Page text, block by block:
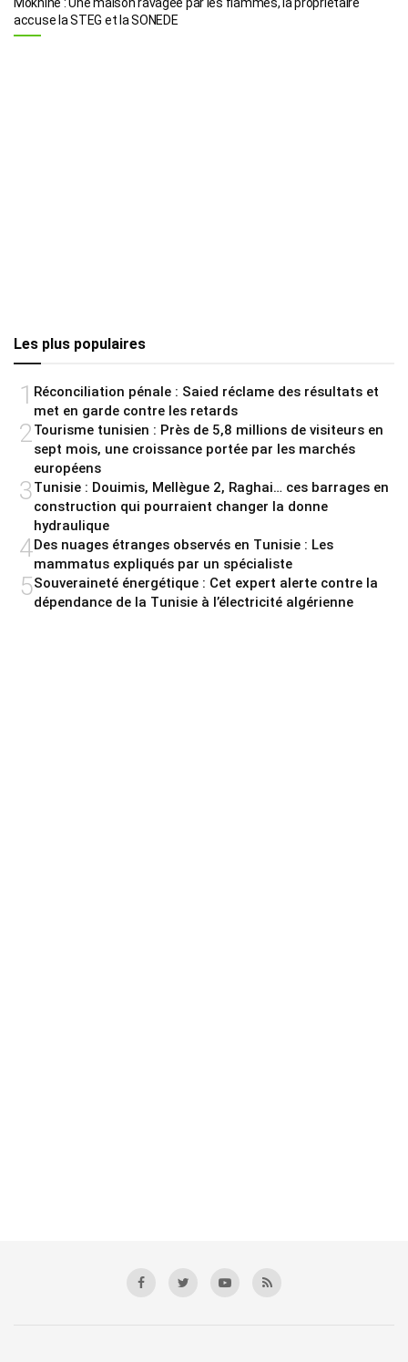
accuse la STEG et la SONEDE
Les plus populaires
1 Réconciliation pénale : Saied réclame des résultats et
met en garde contre les retards
2Tourisme tunisien : Près de 5,8 millions de visiteurs en
sept mois, une croissance portée par les marchés
européens
3Tunisie : Douimis, Mellègue 2, Raghai… ces barrages en
construction qui pourraient changer la donne
hydraulique
4Des nuages étranges observés en Tunisie : Les
mammatus expliqués par un spécialiste
5Souveraineté énergétique : Cet expert alerte contre la
dépendance de la Tunisie à l’électricité algérienne